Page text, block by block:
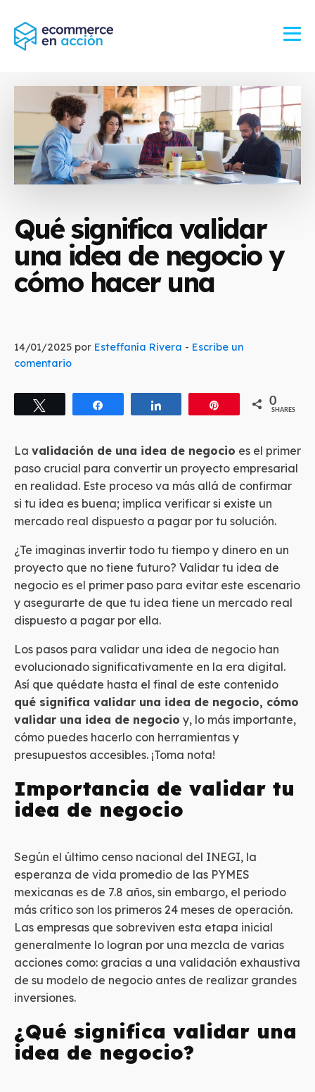
Qué significa validar
una idea de negocio y
cómo hacer una
14/01/2025 por Esteffanía Rivera - Escribe un
comentario
0
SHARES
La validación de una idea de negocio es el primer
paso crucial para convertir un proyecto empresarial
en realidad. Este proceso va más allá de confirmar
si tu idea es buena; implica verificar si existe un
mercado real dispuesto a pagar por tu solución.
¿Te imaginas invertir todo tu tiempo y dinero en un
proyecto que no tiene futuro? Validar tu idea de
negocio es el primer paso para evitar este escenario
y asegurarte de que tu idea tiene un mercado real
dispuesto a pagar por ella.
Los pasos para validar una idea de negocio han
evolucionado significativamente en la era digital.
Así que quédate hasta el final de este contenido
qué significa validar una idea de negocio, cómo
validar una idea de negocio y, lo más importante,
cómo puedes hacerlo con herramientas y
presupuestos accesibles. ¡Toma nota!
Importancia de validar tu
idea de negocio
Según el último censo nacional del INEGI, la
esperanza de vida promedio de las PYMES
mexicanas es de 7.8 años, sin embargo, el periodo
más crítico son los primeros 24 meses de operación.
Las empresas que sobreviven esta etapa inicial
generalmente lo logran por una mezcla de varias
acciones como: gracias a una validación exhaustiva
de su modelo de negocio antes de realizar grandes
inversiones.
¿Qué significa validar una
idea de negocio?